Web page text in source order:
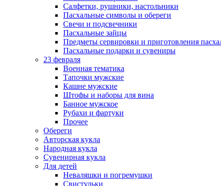
Салфетки, рушники, настольники
Пасхальные символы и обереги
Свечи и подсвечники
Пасхальные зайцы
Предметы сервировки и приготовления
Пасхальные подарки и сувениры
23 февраля
Военная тематика
Тапочки мужские
Кашне мужские
Штофы и наборы для вина
Банное мужское
Рубахи и фартуки
Прочее
Обереги
Авторская кукла
Народная кукла
Сувенирная кукла
Для детей
Неваляшки и погремушки
Свистульки